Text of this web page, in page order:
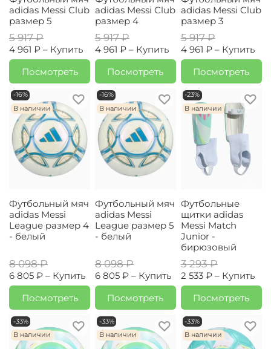
adidas Messi Club
размер 5
5 917 ₽
4 961 ₽ – Купить
Посмотреть
adidas Messi Club
размер 4
5 917 ₽
4 961 ₽ – Купить
Посмотреть
adidas Messi Club
размер 3
5 917 ₽
4 961 ₽ – Купить
Посмотреть
-16%
В наличии
Футбольный мяч
adidas Messi
League размер 4
- белый
8 098 ₽
6 805 ₽ – Купить
Посмотреть
-16%
В наличии
Футбольный мяч
adidas Messi
League размер 5
- белый
8 098 ₽
6 805 ₽ – Купить
Посмотреть
-23%
В наличии
Футбольные
щитки adidas
Messi Match
Junior -
бирюзовый
3 293 ₽
2 533 ₽ – Купить
Посмотреть
-33%
В наличии
-33%
В наличии
-33%
В наличии